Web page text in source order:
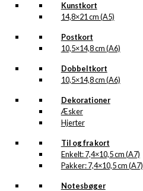
Kunstkort
14,8×21 cm (A5)
Postkort
10,5×14,8 cm (A6)
Dobbeltkort
10,5×14,8 cm (A6)
Dekorationer
Æsker
Hjerter
Til og fra kort
Enkelt: 7,4×10,5 cm (A7)
Pakker: 7,4×10,5 cm (A7)
Notesbøger